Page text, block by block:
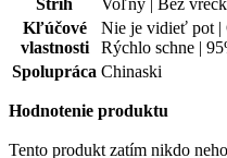
PRIDAŤ HODNOTENIE
Doprava zadarmo